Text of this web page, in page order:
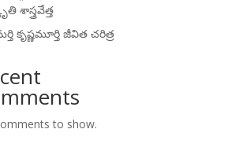
శాస్త్రవేత్త
కృష్ణమూర్తి జీవిత చరిత్ర
to show.